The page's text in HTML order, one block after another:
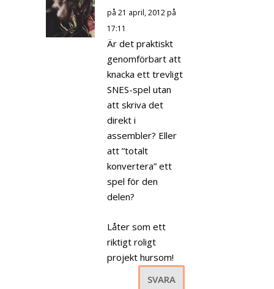
på 21 april, 2012 på
17:11
Är det praktiskt
genomförbart att
knacka ett trevligt
SNES-spel utan
att skriva det
direkt i
assembler? Eller
att ”totalt
konvertera” ett
spel för den
delen?
Låter som ett
riktigt roligt
projekt hursom!
SVARA